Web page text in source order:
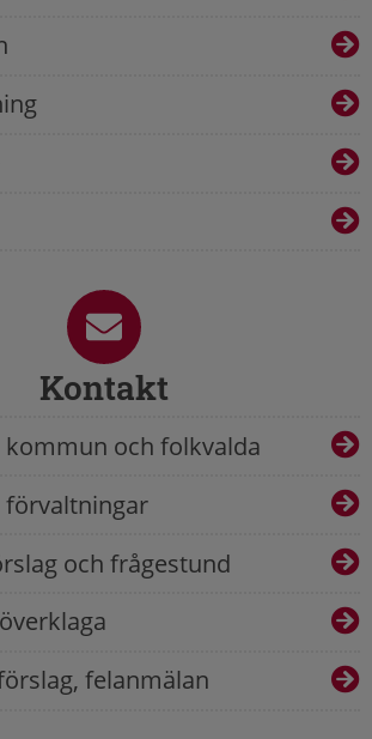
Kontakt
och folkvalda
förvaltningar
och frågestund
felanmälan